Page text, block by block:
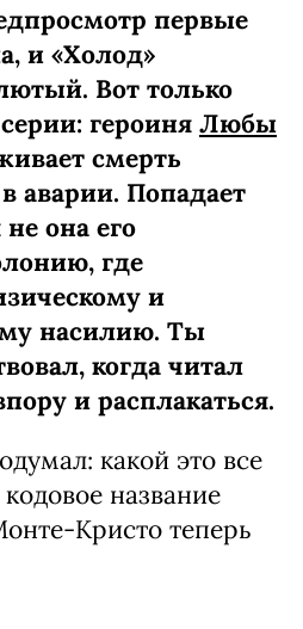
первые
и «Холод»
Вот только
героиня Любы
смерть
аварии. Попадает
она его
где
и
насилию. Ты
когда читал
и расплакаться.
какой это все
название
­Кристо теперь